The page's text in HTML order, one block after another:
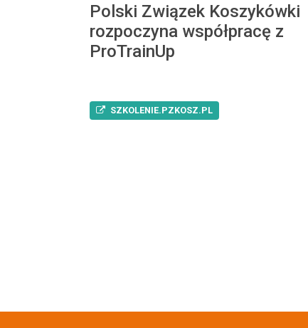
Polski Związek Koszykówki
rozpoczyna współpracę z
ProTrainUp
SZKOLENIE.PZKOSZ.PL